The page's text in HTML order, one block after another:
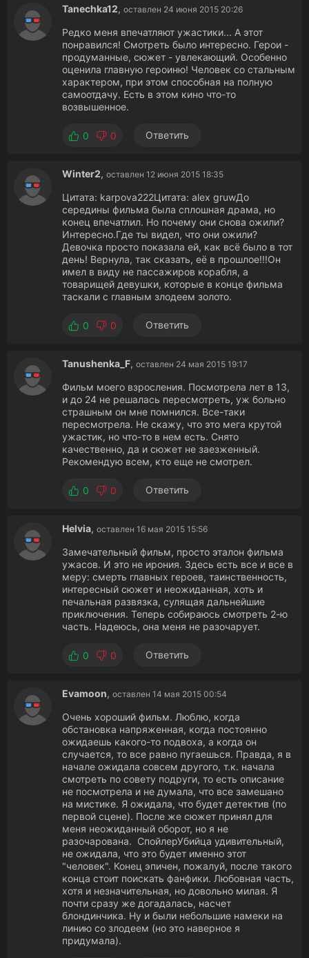
Tanechka12, оставлен 24 июня 2015 20:26
Редко меня впечатляют ужастики... А этот
понравился! Смотреть было интересно. Герои -
продуманные, сюжет - увлекающий. Особенно
оценила главную героиню! Человек со стальным
характером, при этом способная на полную
самоотдачу. Есть в этом кино что-то
возвышенное.
0 0 Ответить
Winter2, оставлен 12 июня 2015 18:35
Цитата: karpova222Цитата: alex gruwДо
середины фильма была сплошная драма, но
конец впечатлил. Но почему они снова ожили?
Интересно.Где ты видел, что они ожили?
Девочка просто показала ей, как всё было в тот
день! Вернула, так сказать, её в прошлое!!!Он
имел в виду не пассажиров корабля, а
товарищей девушки, которые в конце фильма
таскали с главным злодеем золото.
0 0 Ответить
Tanushenka_F, оставлен 24 мая 2015 19:17
Фильм моего взросления. Посмотрела лет в 13,
и до 24 не решалась пересмотреть, уж больно
страшным он мне помнился. Все-таки
пересмотрела. Не скажу, что это мега крутой
ужастик, но что-то в нем есть. Снято
качественно, да и сюжет не заезженный.
Рекомендую всем, кто еще не смотрел.
0 0 Ответить
Helvia, оставлен 16 мая 2015 15:56
Замечательный фильм, просто эталон фильма
ужасов. И это не ирония. Здесь есть все и все в
меру: смерть главных героев, таинственность,
интересный сюжет и неожиданная, хоть и
печальная развязка, сулящая дальнейшие
приключения. Теперь собираюсь смотреть 2-ю
часть. Надеюсь, она меня не разочарует.
0 0 Ответить
Evamoon, оставлен 14 мая 2015 00:54
Очень хороший фильм. Люблю, когда
обстановка напряженная, когда постоянно
ожидаешь какого-то подвоха, а когда он
случается, то все равно пугаешься. Правда, я в
начале ожидала совсем другого, т.к. начала
смотреть по совету подруги, то есть описание
не посмотрела и не думала, что все замешано
на мистике. Я ожидала, что будет детектив (по
первой сцене). После же сюжет принял для
меня неожиданный оборот, но я не
разочарована. СпойлерУбийца удивительный,
не ожидала, что это будет именно этот
"человек". Конец эпичен, пожалуй, после такого
конца стоит поискать фанфики. Любовная часть,
хотя и незначительная, но довольно милая. Я
почти сразу же догадалась, насчет
блондинчика. Ну и были небольшие намеки на
линию со злодеем (но это наверное я
придумала).